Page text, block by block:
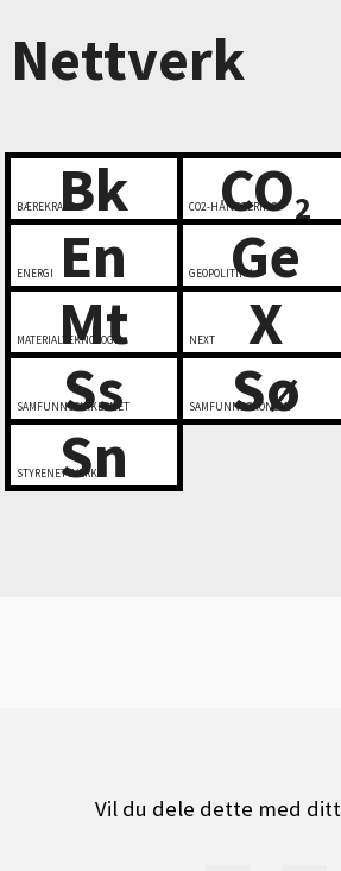
Nettverk
Bk
BÆREKRAFT CO2
CO2-HÅNDTERING
En
ENERGI Ge
GEOPOLITIKK
Mt
MATERIALTEKNOLOGI X
NEXT
Ss
SAMFUNNSSIKKERHET Sø
SAMFUNNSØKONOMI
Sn
STYRENETTVERK
Vil du dele dette med